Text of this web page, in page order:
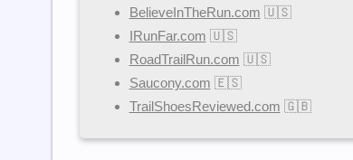
BelieveInTheRun.com 🇺🇸
IRunFar.com 🇺🇸
RoadTrailRun.com 🇺🇸
Saucony.com 🇪🇸
TrailShoesReviewed.com 🇬🇧